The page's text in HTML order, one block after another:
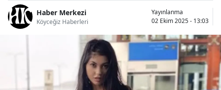
Haber Merkezi
Köyceğiz Haberleri
Yayınlanma
02 Ekim 2025 - 13:03